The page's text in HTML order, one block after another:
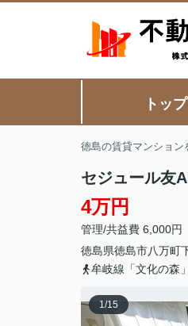
トップ
徳島の賃貸マンション
セジュール友
4万円
管理/共益費 6,000円
徳島県徳島市八万町
牟岐線「文化の森
1/15